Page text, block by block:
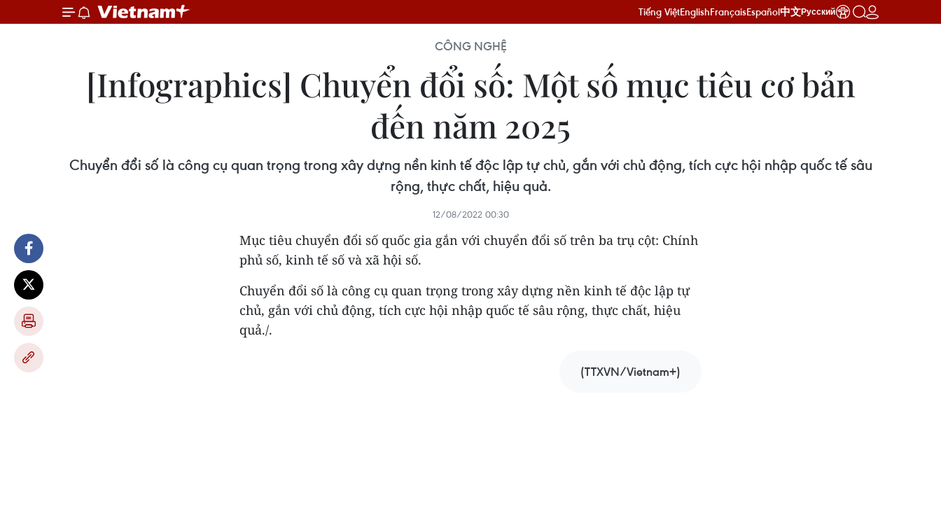
Tiếng ViệtEnglishFrançaisEspañol中文Русский
CÔNG NGHỆ
[Infographics] Chuyển đổi số: Một số mục tiêu cơ bản
đến năm 2025
Chuyển đổi số là công cụ quan trọng trong xây dựng nền kinh tế độc lập tự chủ, gắn với chủ động, tích cực hội nhập quốc tế sâu
rộng, thực chất, hiệu quả.
12/08/2022 00:30
Mục tiêu chuyển đổi số quốc gia gắn với chuyển đổi số trên ba trụ cột: Chính
phủ số, kinh tế số và xã hội số.
Chuyển đổi số là công cụ quan trọng trong xây dựng nền kinh tế độc lập tự
chủ, gắn với chủ động, tích cực hội nhập quốc tế sâu rộng, thực chất, hiệu
quả./.
(TTXVN/Vietnam+)